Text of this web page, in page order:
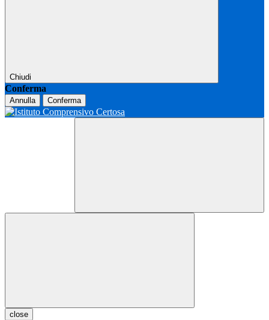
Chiudi
Conferma
Annulla Conferma
close